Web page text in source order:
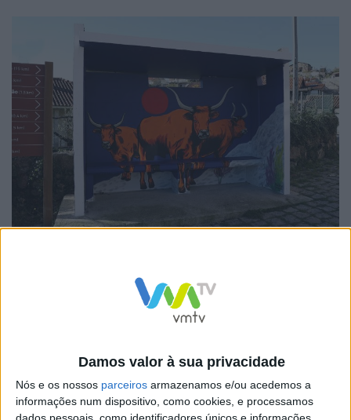
Damos valor à sua privacidade
Nós e os nossos parceiros armazenamos e/ou acedemos a
informações num dispositivo, como cookies, e processamos
O Caminho Cultural de Cabril é um projeto de Arte
Urbana da Junta de Freguesia de Cabril que encontrou
nas paragens de autocarro o local ideal para as
cultura popular.